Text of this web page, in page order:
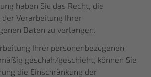
haben Sie das Recht, die
der Verarbeitung Ihrer
Daten zu verlangen.
Ihrer personenbezogenen
geschah/geschieht, können Sie
die Einschränkung der